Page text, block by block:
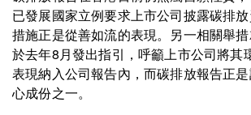
已發展國家立例要求上市公司披露碳排
措施正是從善如流的表現。另一相關舉
於去年8月發出指引，呼籲上市公司將其
表現納入公司報告內，而碳排放報告正
心成份之一。